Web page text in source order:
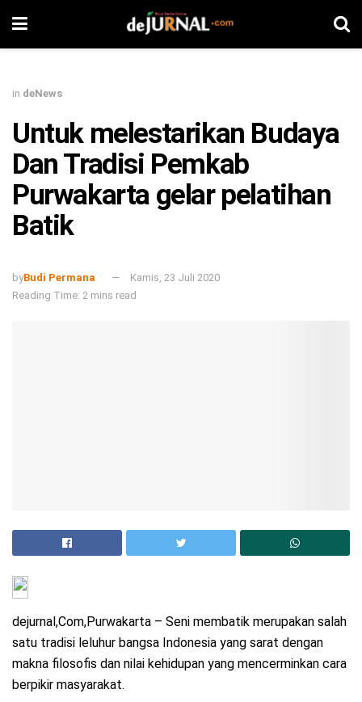
in deNews
Untuk melestarikan Budaya
Dan Tradisi Pemkab
Purwakarta gelar pelatihan
Batik
byBudi Permana
Kamis, 23 Juli 2020
Reading Time: 2 mins read
dejurnal,Com,Purwakarta – Seni membatik merupakan salah
satu tradisi leluhur bangsa Indonesia yang sarat dengan
makna filosofis dan nilai kehidupan yang mencerminkan cara
berpikir masyarakat.